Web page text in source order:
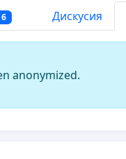
Дискусия
anonymized.